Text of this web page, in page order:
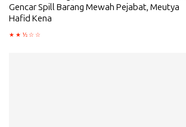
Gencar Spill Barang Mewah Pejabat, Meutya
Hafid Kena